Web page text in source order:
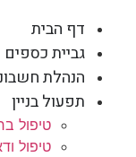
דף הבית
גביית כספים
הנהלת
תפעול בניין
טיפול
טיפול